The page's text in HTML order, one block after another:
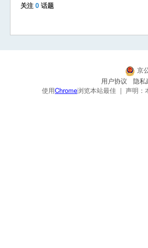
关注 0 话题
京
用户协议
隐私
使用Chrome浏览本站最佳 | 声明：